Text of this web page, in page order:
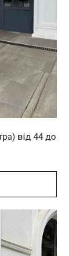
від 44 до